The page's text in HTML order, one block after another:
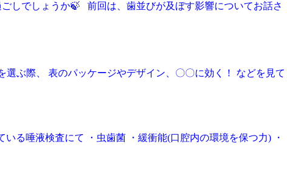
しでしょうか🍃 前回は、歯並びが及ぼす影響についてお話さ
ぶ際、 表のパッケージやデザイン、〇〇に効く！ などを見て
る唾液検査にて ・虫歯菌 ・緩衝能(口腔内の環境を保つ力) ・